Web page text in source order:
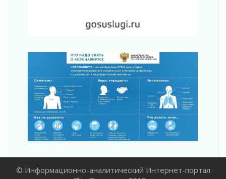
Ленобласть отмечает День Воздушно-
«Активное лето»
Ленобласть отметила заслуги жителей перед
регионом и страной
02 августа 2026
Ладога — не пруд
02 августа 2026
Ленинградской области о неоплаченных
счетах
02 августа 2026
© Информационно-аналитический Интернет-портал